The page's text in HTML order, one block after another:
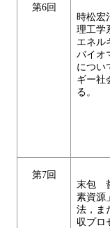
第6回
時松
理工学
エネル
バイオ
につい
ギー社
る。
第7回
末包
素資源
法，ま
収プロ